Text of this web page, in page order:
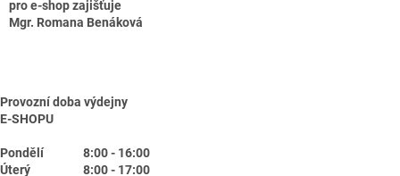
pro e-shop zajišťuje
Mgr. Romana Benáková
Provozní doba výdejny
E-SHOPU
Pondělí
8:00 - 16:00
Úterý
8:00 - 17:00